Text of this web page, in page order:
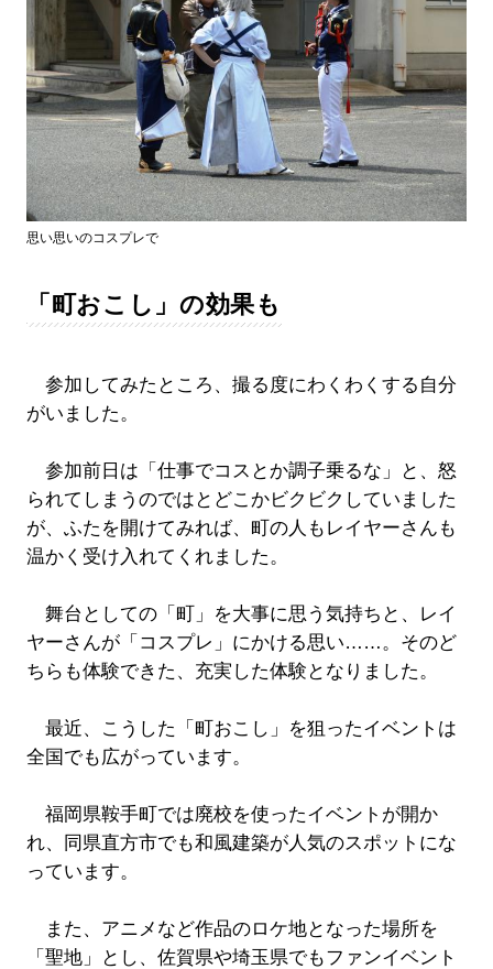
思い思いのコスプレで
「町おこし」の効果も
参加してみたところ、撮る度にわくわくする自分
がいました。
参加前日は「仕事でコスとか調子乗るな」と、怒
られてしまうのではとどこかビクビクしていました
が、ふたを開けてみれば、町の人もレイヤーさんも
温かく受け入れてくれました。
舞台としての「町」を大事に思う気持ちと、レイ
ヤーさんが「コスプレ」にかける思い……。そのど
ちらも体験できた、充実した体験となりました。
最近、こうした「町おこし」を狙ったイベントは
全国でも広がっています。
福岡県鞍手町では廃校を使ったイベントが開か
れ、同県直方市でも和風建築が人気のスポットにな
っています。
また、アニメなど作品のロケ地となった場所を
「聖地」とし、佐賀県や埼玉県でもファンイベント